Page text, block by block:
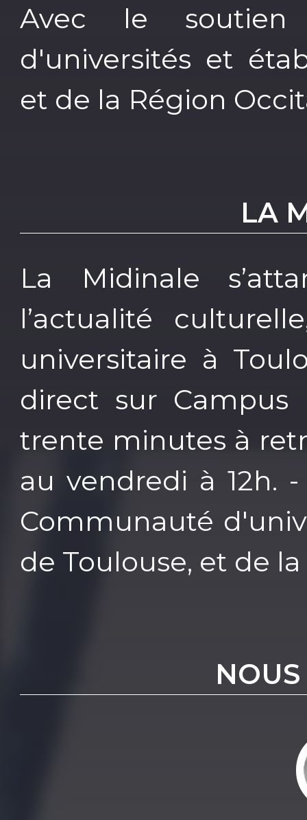
Avec le
d'universités et
et de la Région
LA
La Midinale
l’actualité
universitaire à
direct sur Campus
trente minutes à
au vendredi à 12h.
Communauté
de Toulouse, et de